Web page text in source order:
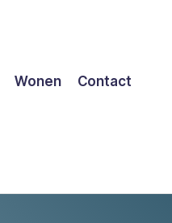
Wonen Contact